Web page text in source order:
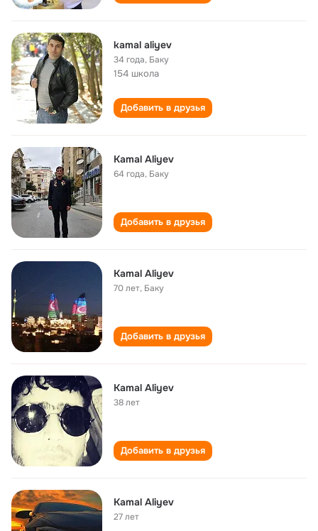
kamal aliyev
34 года, Баку
154 школа
Добавить в друзья
Kamal Aliyev
64 года, Баку
Добавить в друзья
Kamal Aliyev
70 лет, Баку
Добавить в друзья
Kamal Aliyev
38 лет
Добавить в друзья
Kamal Aliyev
27 лет